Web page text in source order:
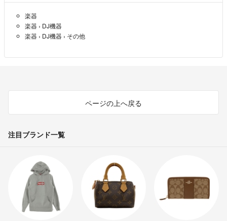
#dj用ヘッドフォン
#片耳ヘッドホン
楽器
楽器 › DJ機器
楽器 › DJ機器 › その他
ページの上へ戻る
注目ブランド一覧